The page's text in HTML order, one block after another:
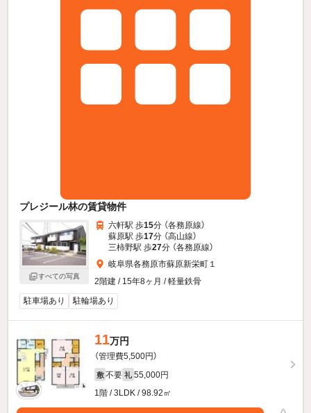
プレジール林の賃貸物件
すべての写真
六軒駅 歩15分 （各務原線）
蘇原駅 歩17分 （高山線）
三柿野駅 歩27分 （各務原線）
岐阜県各務原市蘇原新栄町１
2階建 / 15年8ヶ月 / 軽量鉄骨
駐車場あり
駐輪場あり
11万円
（管理費5,500円）
敷 不要 礼 55,000円
1階 / 3LDK / 98.92㎡